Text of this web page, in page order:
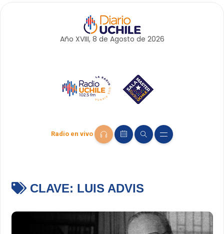
Año XVIII, 8 de Agosto de 2026
Radio en vivo
CLAVE: LUIS ADVIS